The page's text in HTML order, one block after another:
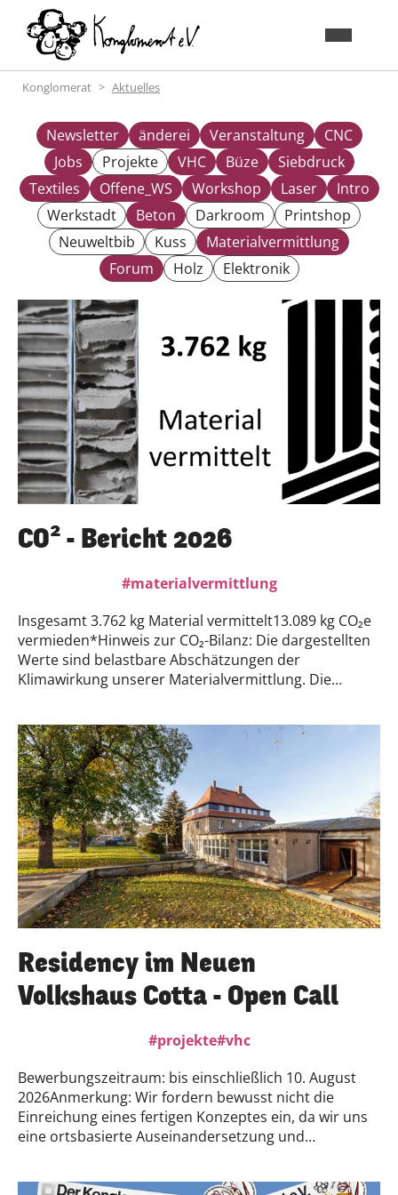
Konglomerat Aktuelles
Newsletter änderei Veranstaltung
CNC
Jobs
Projekte VHC Büze
Siebdruck
Textiles
Offene_WS Workshop Laser
Intro
Werkstadt
Beton Darkroom
Printshop
Neuweltbib
Kuss
Materialvermittlung
Forum
Holz Elektronik
CO² - Bericht 2026
materialvermittlung
Insgesamt 3.762 kg Material vermittelt13.089 kg CO₂e
vermieden*Hinweis zur CO₂-Bilanz: Die dargestellten
Werte sind belastbare Abschätzungen der
Klimawirkung unserer Materialvermittlung. Die
Anwendungsfall mit nachvollziehbaren Annahmen
angepasst. Die Ergebnisse sind daher als fundierte
Schätzung und nicht als exakte Messwerte zu
verstehen.Wer tiefer einsteigen möchte, findet hier
die wissenschaftliche Veröffentlichung zur
Untersuchung unserer Materialvermittlung im
Zeitraum 2019 –
2022:https://link.springer.com/article/10.1007/s43615-
024-00360-y
Residency im Neuen
Volkshaus Cotta - Open Call
projekte vhc
Bewerbungszeitraum: bis einschließlich 10. August
2026Anmerkung: Wir fordern bewusst nicht die
Einreichung eines fertigen Konzeptes ein, da wir uns
eine ortsbasierte Auseinandersetzung und